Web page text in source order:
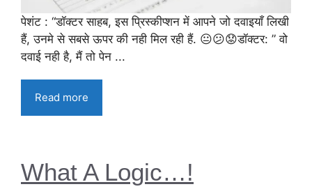
पेशंट : “डॉक्टर साहब, इस प्रिस्कीप्शन में आपने जो दवाइयाँ लिखी
हैं, उनमे से सबसे ऊपर की नही मिल रही हैं. 😐😕😟डॉक्टर: ” वो
दवाई नही है, मैं तो पेन ...
Read more
What A Logic…!